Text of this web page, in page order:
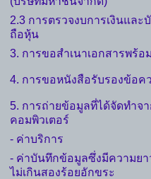
2.3 การตรวจงบการเงินแล
ถือหุ้น
3. การขอสำเนาเอกสารพร้อ
4. การขอหนังสือรับรองข้อค
5. การถ่ายข้อมูลที่ได้จัดทำจ
คอมพิวเตอร์
- ค่าบริการ
- ค่าบันทึกข้อมูลซึ่งมีความยา
ไม่เกินสองร้อยอักขระ